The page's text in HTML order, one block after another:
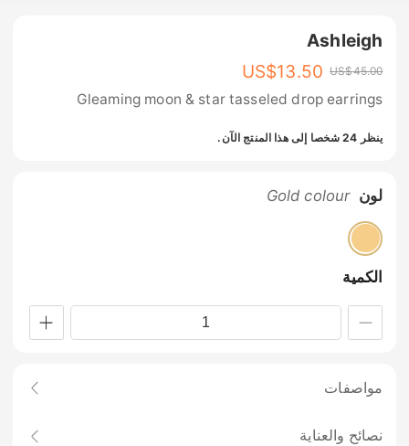
Ashleigh
US$13.50 US$45.00
Gleaming moon & star tasseled drop earrings
ينظر 24 شخصا إلى هذا المنتج الآن.
لون Gold colour
الكمية
مواصفات
نصائح والعناية